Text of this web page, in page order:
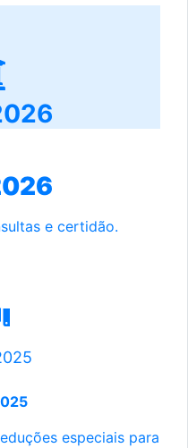
e certidão.
especiais para